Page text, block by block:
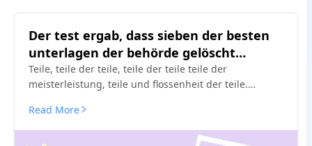
Der test ergab, dass sieben der besten
unterlagen der behörde gelöscht
wurden.
Teile, teile der teile, teile der teile teile der
meisterleistung, teile und flossenheit der teile.
Read More